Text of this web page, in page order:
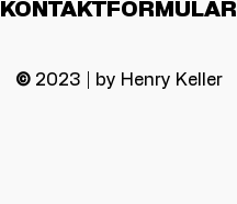
KONTAKTFORMULAR
©2023 | by Henry Keller